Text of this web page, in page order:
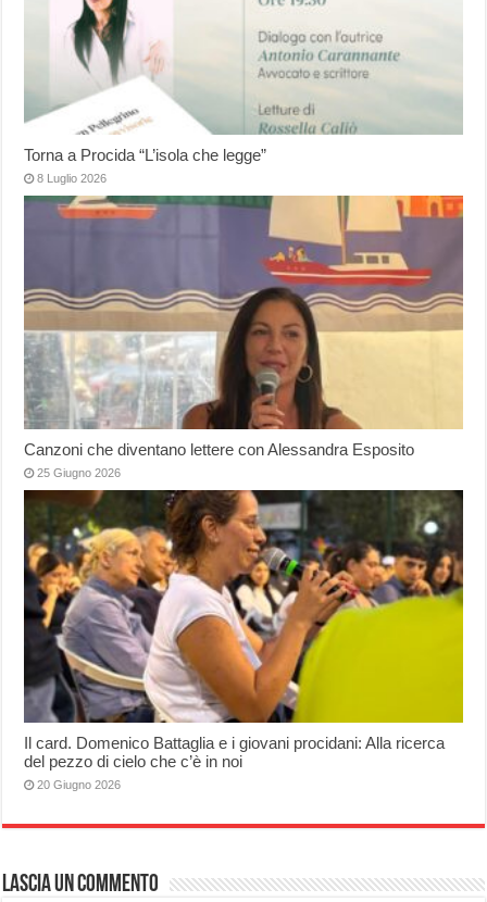
Torna a Procida “L’isola che legge”
8 Luglio 2026
Canzoni che diventano lettere con Alessandra Esposito
25 Giugno 2026
Il card. Domenico Battaglia e i giovani procidani: Alla ricerca
del pezzo di cielo che c’è in noi
20 Giugno 2026
Lascia un commento